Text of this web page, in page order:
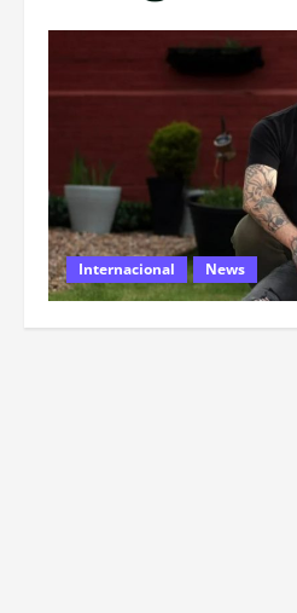
Internacional News